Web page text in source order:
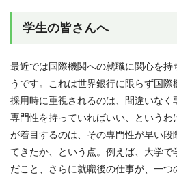
学生の皆さんへ
最近では国際機関への就職に関心を持
うです。これは世界銀行に限らず国際
採用時に重視されるのは、間違いな
専門性を持っていればいい、というわ
が着目するのは、その専門性が早い段
てきたか、という点。例えば、大学
だこと、さらに就職後の仕事が、一つ